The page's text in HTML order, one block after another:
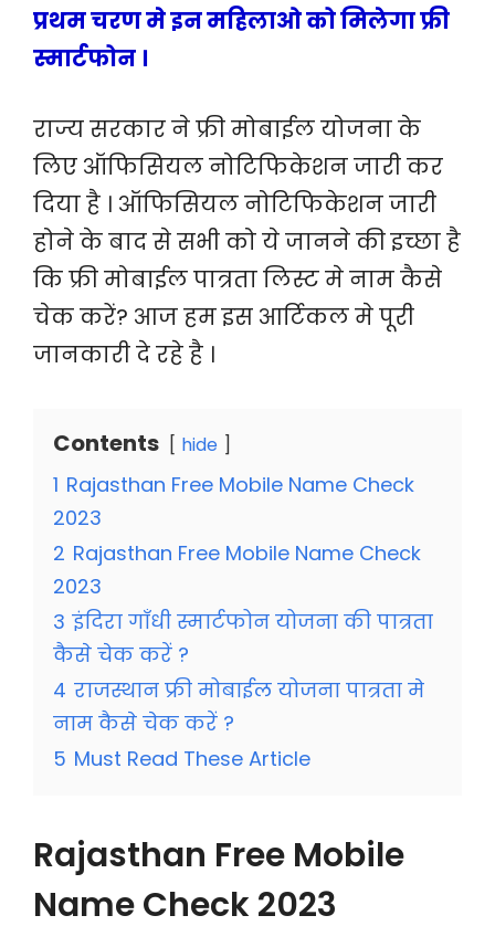
प्रथम चरण मे इन महिलाओ को मिलेगा फ्री
स्मार्टफोन ।
राज्य सरकार ने फ्री मोबाईल योजना के
लिए ऑफिसियल नोटिफिकेशन जारी कर
दिया है । ऑफिसियल नोटिफिकेशन जारी
होने के बाद से सभी को ये जानने की इच्छा है
कि फ्री मोबाईल पात्रता लिस्ट मे नाम कैसे
चेक करें? आज हम इस आर्टिकल मे पूरी
जानकारी दे रहे है ।
Contents hide
1 Rajasthan Free Mobile Name Check
2023
2 Rajasthan Free Mobile Name Check
2023
3 इंदिरा गाँधी स्मार्टफोन योजना की पात्रता
कैसे चेक करें ?
4 राजस्थान फ्री मोबाईल योजना पात्रता मे
नाम कैसे चेक करें ?
5 Must Read These Article
Rajasthan Free Mobile
Name Check 2023